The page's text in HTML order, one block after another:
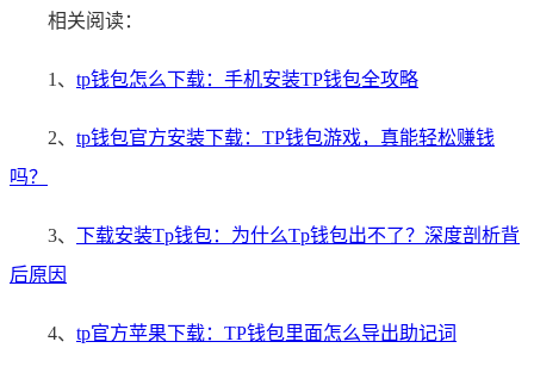
相关阅读：
1、 tp钱包怎么下载：手机安装TP钱包全攻略
2、 tp钱包官方安装下载：TP钱包游戏，真能轻松赚钱
吗？
3、 下载安装Tp钱包：为什么Tp钱包出不了？深度剖析背
后原因
4、 tp官方苹果下载：TP钱包里面怎么导出助记词